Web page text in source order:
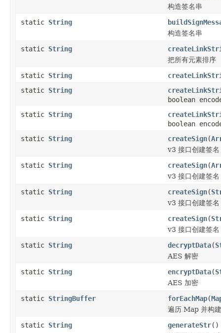
构造签名串
static String
构造签名串
static String
把所有元素排序
static String
static String
boolean
static String
boolean
static String createSign(
v3 接口创建签名
static String createSign(
v3 接口创建签名
static String createSign(
v3 接口创建签名
static String createSign(
v3 接口创建签名
static String decryptData(
AES 解密
static String encryptData(
AES 加密
static StringBuffer forEachMap(
遍历 Map 并构
static String generateStr()